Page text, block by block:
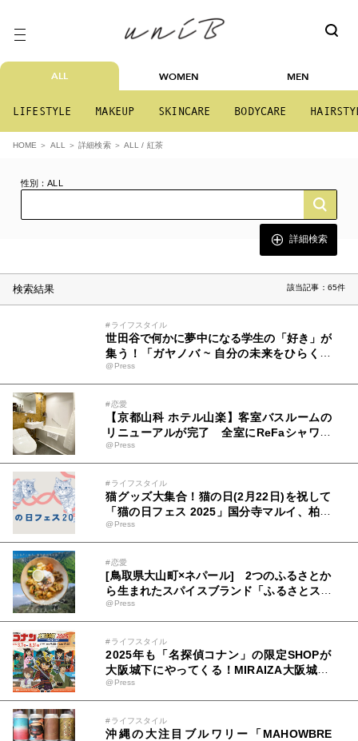
ALL WOMEN MEN
LIFESTYLE MAKEUP SKINCARE BODYCARE
HOME ALL 詳細検索 ALL / 紅茶
性別：ALL
詳細検索
検索結果 該当記事：65件
#ライフスタイル
世田谷で何かに夢中になる学生の「好き」が
集う！「ガヤノバ ~ 自分の未来をひらく、
一歩目のマルシェ ~」3/22(土)開催！
@Press
#恋愛
【京都山科 ホテル山楽】客室バスルームの
リニューアルが完了 全室にReFaシャワー
ヘッドを完備で優雅なバスタイムをご提供
@Press
#ライフスタイル
猫グッズ大集合！猫の日(2月22日)を祝して
「猫の日フェス 2025」国分寺マルイ、柏マ
ルイで開催
@Press
#恋愛
[鳥取県大山町×ネパール] 2つのふるさとか
ら生まれたスパイスブランド「ふるさとスパ
イス」がリリース！
@Press
#ライフスタイル
2025年も「名探偵コナン」の限定SHOPが
大阪城下にやってくる！MIRAIZA大阪城1F
の「大阪城本陣」内に、期間限定でコナンS
HOPが開店！ここでしか手に入らないグッ
ズやテイクアウトフードに注目！
@Press
#ライフスタイル
沖縄の大注目ブルワリー「MAHOWBRE